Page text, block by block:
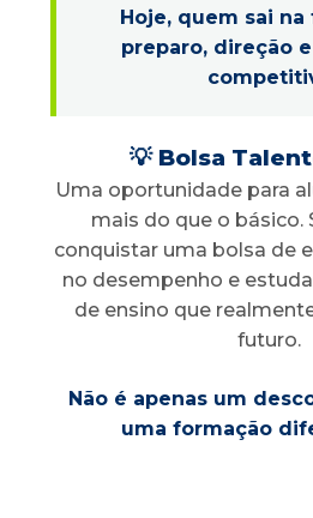
Hoje, quem sai
preparo, direção
💡 Bolsa
Uma oportunidade para
mais do que o básico.
conquistar uma bolsa de
no desempenho e
de ensino que
futuro.
Não é apenas um
uma formação